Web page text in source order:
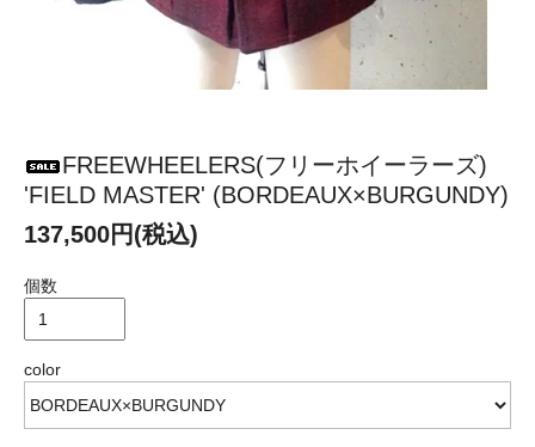
FREEWHEELERS(フリーホイーラーズ)
'FIELD MASTER' (BORDEAUX×BURGUNDY)
137,500円(税込)
個数
color